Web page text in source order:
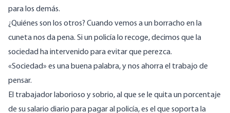
para los demás.
¿Quiénes son los otros? Cuando vemos a un borracho en la
cuneta nos da pena. Si un policía lo recoge, decimos que la
sociedad ha intervenido para evitar que perezca.
«Sociedad» es una buena palabra, y nos ahorra el trabajo de
pensar.
El trabajador laborioso y sobrio, al que se le quita un porcentaje
de su salario diario para pagar al policía, es el que soporta la